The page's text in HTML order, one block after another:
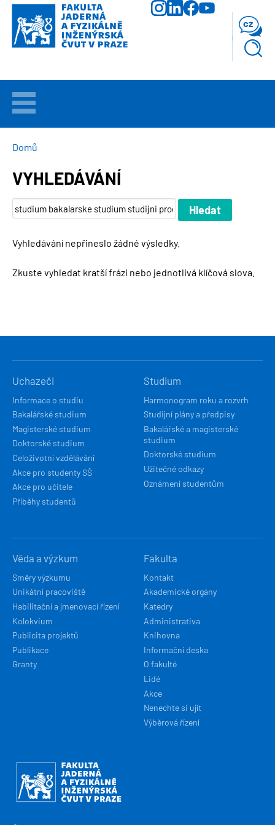
Přejít
hlavnímu
obsahu
VÍTEJTE
UCHAZEČI
STUDIUM
VĚDA
FAKULTA
cz
DROBEČKOVÁ
Domů
VYHLEDÁVÁNÍ
Vyhledávání nepřineslo žádné výsledky.
Zkuste vyhledat kratší frázi nebo jednotlivá klíčová slova.
NAVIGACE
Uchazeči
Informace o studiu
Bakalářské studium
Magisterské studium
Doktorské studium
Celoživotní vzdělávání
Akce pro studenty SŠ
Akce pro učitele
Příběhy studentů
Studium
Harmonogram roku a rozvrh
Studijní plány a předpisy
Bakalářské a magisterské
studium
Doktorské studium
Užitečné odkazy
Oznámení studentům
Věda a výzkum
Směry výzkumu
Unikátní pracoviště
Habilitační a jmenovací řízení
Kolokvium
Publicita projektů
Publikace
Granty
Fakulta
Kontakt
Akademické orgány
Katedry
Administrativa
Knihovna
Informační deska
O fakultě
Lidé
Akce
Nenechte si ujít
Výběrová řízení
Obrázek